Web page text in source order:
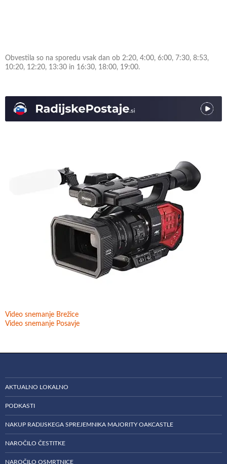
Obvestila so na sporedu vsak dan ob 2:20, 4:00, 6:00, 7:30, 8:53,
10:20, 12:20, 13:30 in 16:30, 18:00, 19:00.
Video snemanje Brežice
Video snemanje Posavje
AKTUALNO LOKALNO
PODKASTI
NAKUP RADIJSKEGA SPREJEMNIKA MAJORITY OAKCASTLE
NAROČILO ČESTITKE
NAROČILO OSMRTNICE